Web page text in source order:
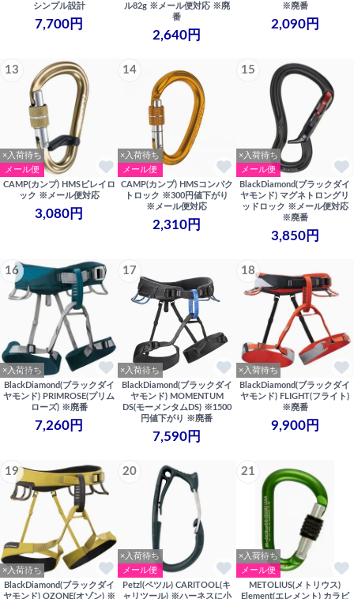
シンプル設計
7,700円
ル82g ※メール便対応 ※廃
番
2,640円
※廃番
2,090円
13
×入荷待ち
メール便
CAMP(カンプ) HMSビレイロ
ック ※メール便対応
3,080円
14
×入荷待ち
メール便
CAMP(カンプ) HMSコンパク
トロック ※300円値下がり
※メール便対応
2,310円
15
×入荷待ち
メール便
BlackDiamond(ブラックダイ
ヤモンド) マグネトロングリ
ッドロック ※メール便対応
※廃番
3,850円
16
×入荷待ち
BlackDiamond(ブラックダイ
ヤモンド) PRIMROSE(プリム
ローズ) ※廃番
7,260円
17
×入荷待ち
BlackDiamond(ブラックダイ
ヤモンド) MOMENTUM
DS(モーメンタムDS) ※1500
円値下がり ※廃番
7,590円
18
×入荷待ち
BlackDiamond(ブラックダイ
ヤモンド) FLIGHT(フライト)
※廃番
9,900円
19
×入荷待ち
BlackDiamond(ブラックダイ
ヤモンド) OZONE(オゾン) ※
20
×入荷待ち
メール便
Petzl(ペツル) CARITOOL(キ
ャリツール) ※ハーネスに小
21
×入荷待ち
メール便
METOLIUS(メトリウス)
Element(エレメント) カラビ